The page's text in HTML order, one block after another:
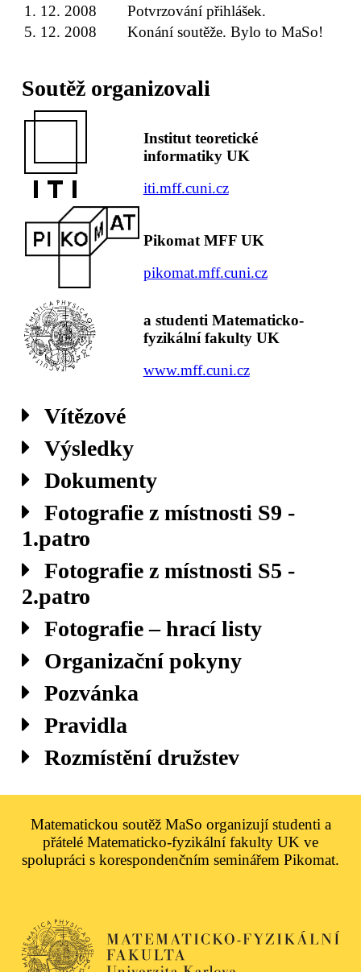
1. 12. 2008
Potvrzování přihlášek.
5. 12. 2008
Konání soutěže. Bylo to MaSo!
Soutěž organizovali
Institut teoretické
informatiky UK
iti.mff.cuni.cz
Pikomat MFF UK
pikomat.mff.cuni.cz
a studenti Matematicko-
fyzikální fakulty UK
www.mff.cuni.cz
Vítězové
Výsledky
Dokumenty
Fotografie z místnosti S9 -
1.patro
Fotografie z místnosti S5 -
2.patro
Fotografie – hrací listy
Organizační pokyny
Pozvánka
Pravidla
Rozmístění družstev
Matematickou soutěž MaSo organizují studenti a
přátelé Matematicko-fyzikální fakulty UK ve
spolupráci s korespondenčním seminářem Pikomat.